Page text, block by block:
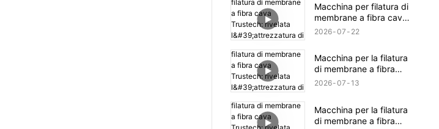
Macchina per filatura di
membrane a fibra cava
Trustech: rivelata
2026 07 22
Macchina per la filatura
di membrane a fibra
cava Trustech: rivelata
2026 07 13
Macchina per la filatura
di membrane a fibra